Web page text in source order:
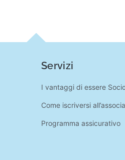
Servizi
I vantaggi di essere
Come iscriversi
Programma assicurativo